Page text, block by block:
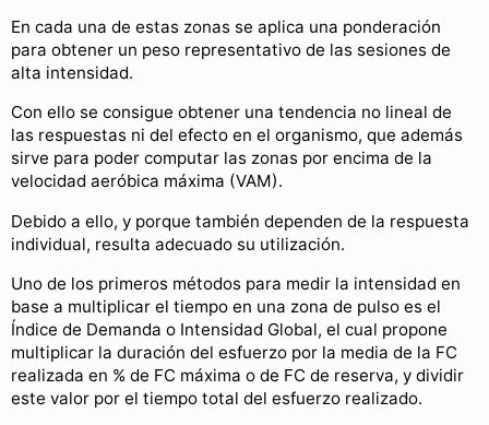
En cada una de estas zonas se aplica una ponderación
para obtener un peso representativo de las sesiones de
alta intensidad.
Con ello se consigue obtener una tendencia no lineal de
las respuestas ni del efecto en el organismo, que además
sirve para poder computar las zonas por encima de la
velocidad aeróbica máxima (VAM).
Debido a ello, y porque también dependen de la respuesta
individual, resulta adecuado su utilización.
Uno de los primeros métodos para medir la intensidad en
base a multiplicar el tiempo en una zona de pulso es el
Índice de Demanda o Intensidad Global, el cual propone
multiplicar la duración del esfuerzo por la media de la FC
realizada en % de FC máxima o de FC de reserva, y dividir
este valor por el tiempo total del esfuerzo realizado.